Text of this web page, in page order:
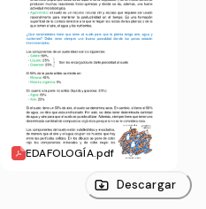
EDAFOLOGÍA.pdf
Descargar